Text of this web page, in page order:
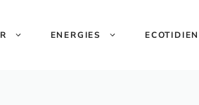
ENERGIES ECOTIDIEN